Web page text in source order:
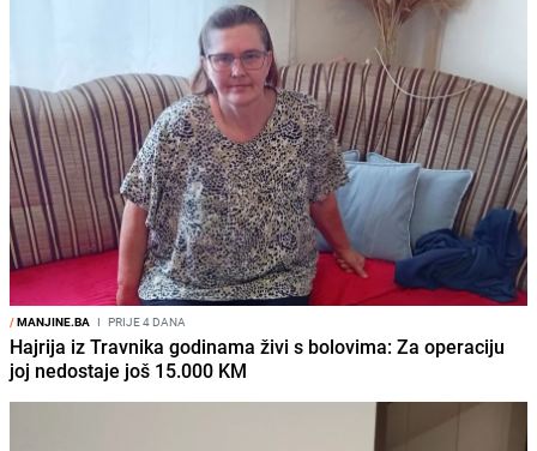
/MANJINE.BA I PRIJE 4 DANA
Hajrija iz Travnika godinama živi s bolovima: Za operaciju
joj nedostaje još 15.000 KM